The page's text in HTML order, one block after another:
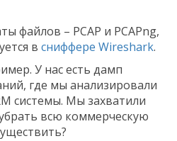
файлов – PCAP и PCAPng,
всниффере Wireshark.
У нас есть дамп
где мы анализировали
системы. Мы захватили
всю коммерческую